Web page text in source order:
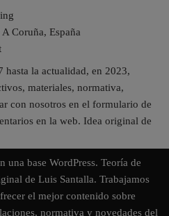
Coruña, España
hasta la actualidad, en 2023,
materiales, normativa,
con nosotros en el formulario de
en la web. Idea original de
una base WordPress. Teoría de
de Luis Santalla. Trabajamos
el mejor contenido sobre
normativa y novedades del